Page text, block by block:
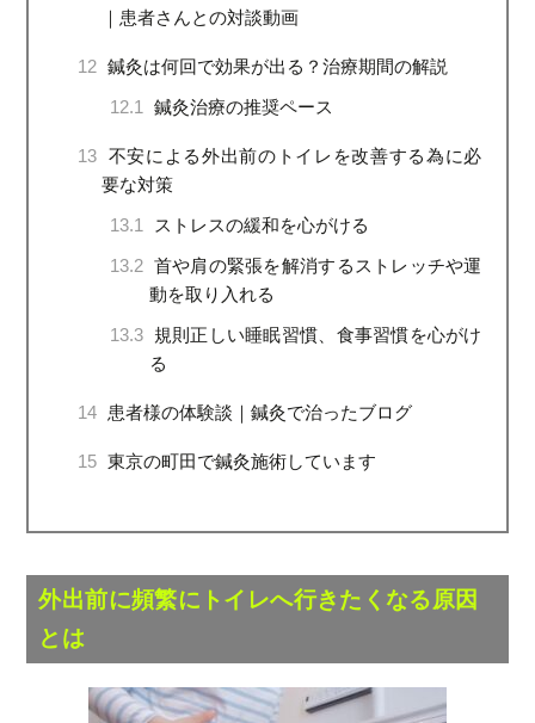
｜患者さんとの対談動画
12 鍼灸は何回で効果が出る？治療期間の解説
12.1
鍼灸治療の推奨ペース
13 不安による外出前のトイレを改善する為に必
要な対策
13.1
ストレスの緩和を心がける
13.2 首や肩の緊張を解消するストレッチや運
動を取り入れる
13.3
規則正しい睡眠習慣、食事習慣を心がけ
る
14 患者様の体験談｜鍼灸で治ったブログ
15 東京の町田で鍼灸施術しています
外出前に頻繁にトイレへ行きたくなる原因
とは